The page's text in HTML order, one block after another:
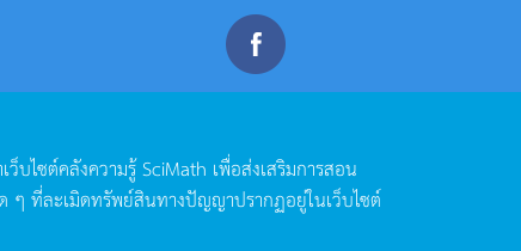
ว็บไซต์คลังความรู้SciMath เพื่อส่งเสริมการสอน
ๆ ที่ละเมิดทรัพย์สินทางปัญญาปรากฏอยู่ในเว็บไซต์